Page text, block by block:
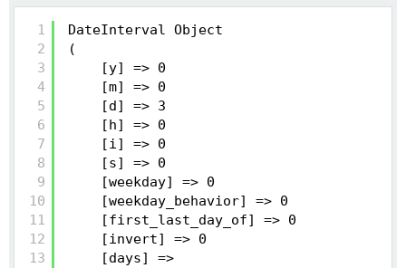
1
2
3
4
5
6
7
8
9
10
11
12
13
DateInterval Object
(
[y] => 0
[m] => 0
[d] => 3
[h] => 0
[i] => 0
[s] => 0
[weekday] => 0
[weekday_behavior] => 0
[first_last_day_of] => 0
[invert] => 0
[days] =>